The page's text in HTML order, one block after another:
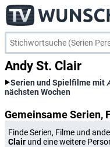
Andy St. Clair
Serien und Spielfilme mit
nächsten Wochen
Gemeinsame Serien,
Finde Serien, Filme und
Clair und eine weitere